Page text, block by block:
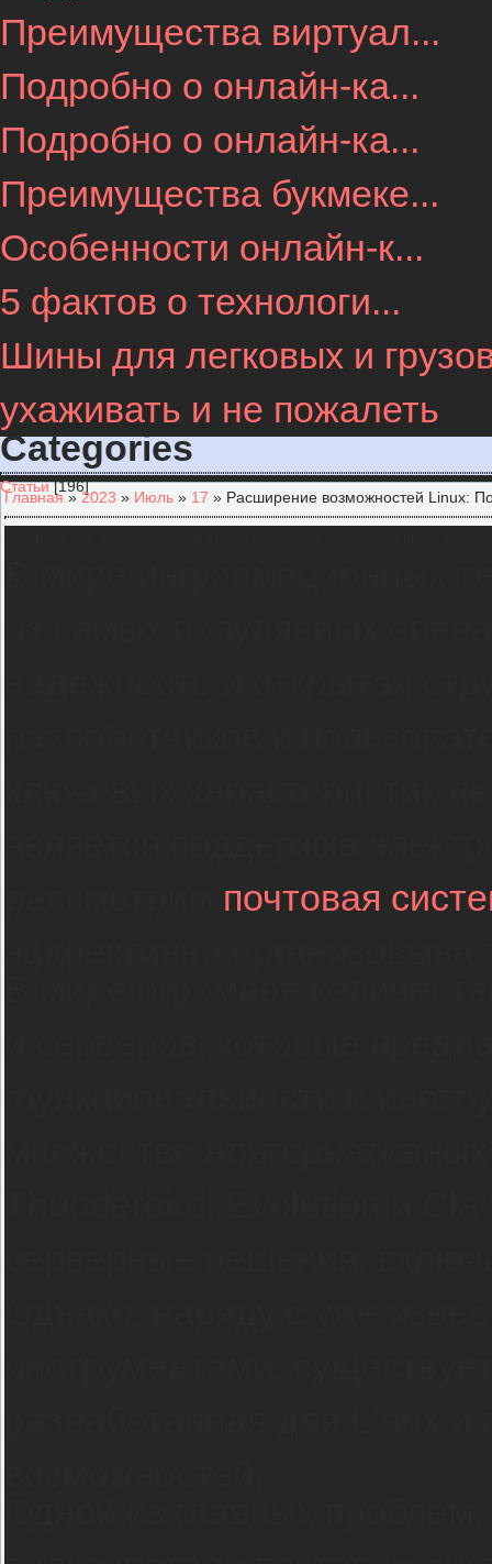
Преимущества виртуал...
Подробно о онлайн-ка...
Подробно о онлайн-ка...
Преимущества букмеке...
Особенности онлайн-к...
5 фактов о технологи...
Шины для легковых и
ухаживать и не пожалеть
Categories
Статьи [196]
Главная»2023 » Июль » 17 » Расширение возможностей Linux:
почтовая